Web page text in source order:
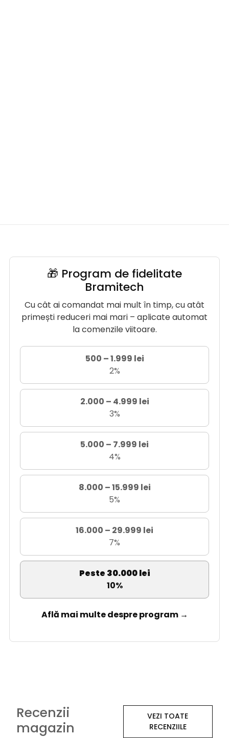
🎁 Program de fidelitate
Bramitech
Cu cât ai comandat mai mult în timp, cu atât
primești reduceri mai mari – aplicate automat
la comenzile viitoare.
500 – 1.999 lei
2%
2.000 – 4.999 lei
3%
5.000 – 7.999 lei
4%
8.000 – 15.999 lei
5%
16.000 – 29.999 lei
7%
Peste 30.000 lei
10%
Află mai multe despre program →
Recenzii
magazin
VEZI TOATE
RECENZIILE